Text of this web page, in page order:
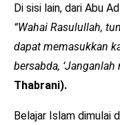
Di sisi lain, dari Abu
“Wahai Rasulullah,
dapat memasukkan
bersabda, ‘Janganlah
Thabrani).
Belajar Islam dimulai